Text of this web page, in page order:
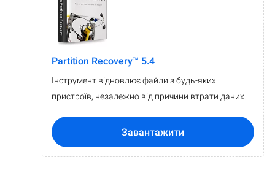
Partition Recovery™ 5.4
Інструмент відновлює файли з будь-яких
пристроїв, незалежно від причини втрати даних.
Завантажити